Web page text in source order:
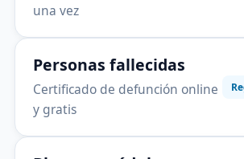
una vez
Personas fallecidas
Certificado de defunción online
y gratis